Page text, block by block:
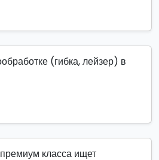
(гибка, лейзер) в
класса ищет